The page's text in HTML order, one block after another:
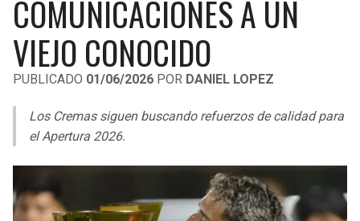
LIGA DE EXPANSIÓN MX
LEAGUES CUP
UEFA EUROPA LEAGUE
UEFA CONFERENCE LEAGUE
MLS
COPA LIBERTADORES
LIGA BETPLAY
RAIDERS
CHARGERS
RAVENS
BENGALS
BROWNS
CAVALIERS
PISTONS
PACERS
BUCKS
HAWKS
COMUNICACIONES A UN
VIEJO CONOCIDO
PUBLICADO 01/06/2026 POR DANIEL LOPEZ
Los Cremas siguen buscando refuerzos de calidad para
el Apertura 2026.